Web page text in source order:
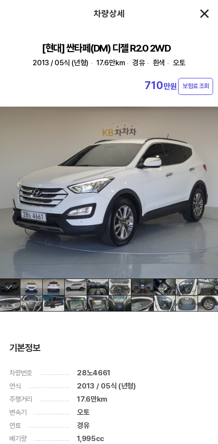
차량상세
[현대] 싼타페(DM) 디젤 R2.0 2WD
2013 / 05식 (년형) 17.6만km 경유 흰색 오토
710만원 보험료 조회
기본정보
차량번호 28노4661
연식 2013 / 05식 (년형)
주행거리 17.6만km
변속기 오토
연료 경유
배기량 1,995cc